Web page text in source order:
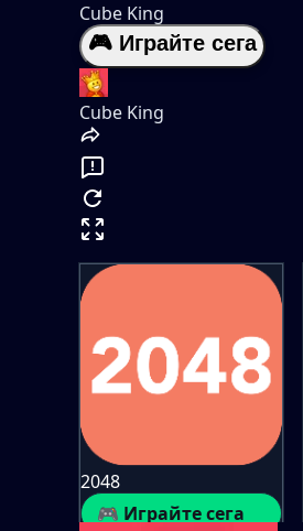
Cube King
🎮 Играйте сега
Cube King
2048
🎮 Играйте сега